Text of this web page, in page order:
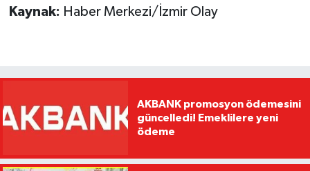
Kaynak: Haber Merkezi/İzmir Olay
AKBANK promosyon ödemesini
güncelledi! Emeklilere yeni
ödeme